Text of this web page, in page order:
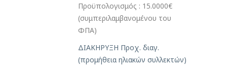
Προϋπολογισμός : 15.0000€
(συμπεριλαμβανομένου του
ΦΠΑ)
ΔΙΑΚΗΡΥΞΗ Προχ. διαγ.
(προμήθεια ηλιακών συλλεκτών)